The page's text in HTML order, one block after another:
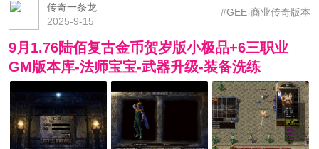
传奇一条龙
2025-9-15
#GEE-商业传奇版本
9月1.76陆佰复古金币贺岁版小极品+6三职业
GM版本库-法师宝宝-武器升级-装备洗练